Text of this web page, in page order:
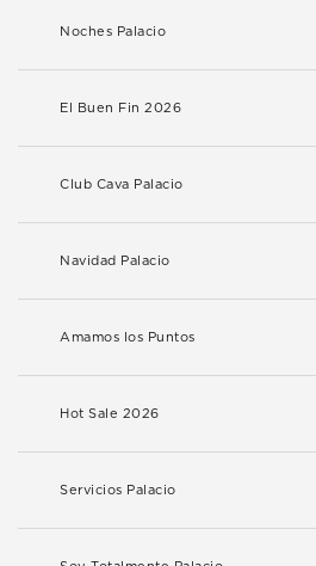
Noches Palacio
El Buen Fin 2026
Club Cava Palacio
Navidad Palacio
Amamos los Puntos
Hot Sale 2026
Servicios Palacio